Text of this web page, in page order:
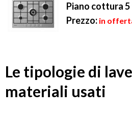
Piano cottura 5
Prezzo: in
Le tipologie di
materiali usati